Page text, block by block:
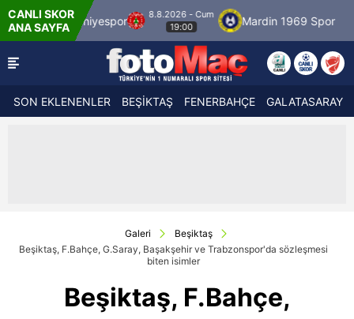
CANLI SKOR
ANA SAYFA
8.8.2026 - Cum
19:00
Mardin 1969 Spor Özbelsan Sivasspor
SON EKLENENLER BEŞİKTAŞ FENERBAHÇE GALATASARAY
Galeri
Beşiktaş
Beşiktaş, F.Bahçe, G.Saray, Başakşehir ve Trabzonspor'da sözleşmesi
biten isimler
Beşiktaş, F.Bahçe,